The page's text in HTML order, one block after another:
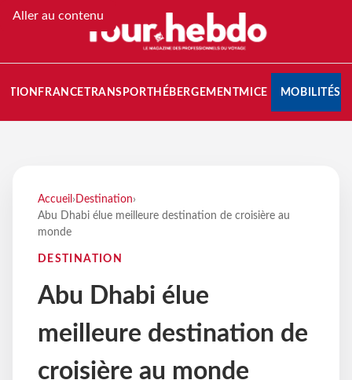
Aller au contenu
FRANCETRANSPORT HÉBERGEMENTMICE MOBILITÉS
Accueil › Destination›
Abu Dhabi élue meilleure destination de croisière au
monde
DESTINATION
Abu Dhabi élue
meilleure destination de
croisière au monde